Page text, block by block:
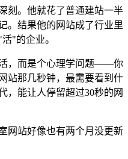
刻。他就花了普通建站一半
。结果他的网站成了行业里
"的企业。
，而是个心理学问题——你
站那几秒钟，最需要看到什
，能让人停留超过30秒的网
网站好像也有两个月没更新